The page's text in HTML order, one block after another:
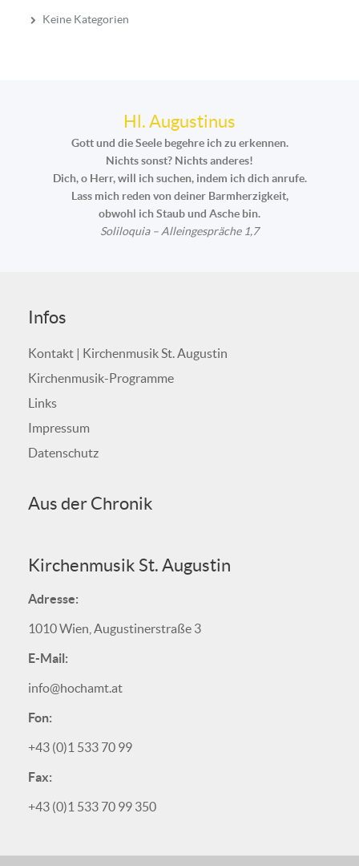
Keine Kategorien
Hl. Augustinus
Gott und die Seele begehre ich zu erkennen.
Nichts sonst? Nichts anderes!
Dich, o Herr, will ich suchen, indem ich dich anrufe.
Lass mich reden von deiner Barmherzigkeit,
obwohl ich Staub und Asche bin.
Soliloquia – Alleingespräche 1,7
Infos
Kontakt | Kirchenmusik St. Augustin
Kirchenmusik-Programme
Links
Impressum
Datenschutz
Aus der Chronik
Kirchenmusik St. Augustin
Adresse:
1010 Wien, Augustinerstraße 3
E-Mail:
info@hochamt.at
Fon:
+43 (0)1 533 70 99
Fax:
+43 (0)1 533 70 99 350